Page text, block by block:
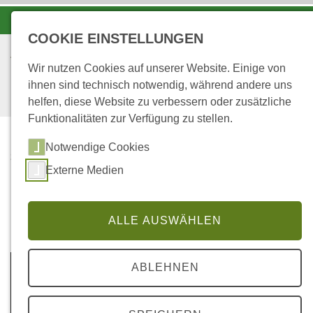
STARTSEITE ...
Du brauchst den Wald!
Das Video wird durch Klick/Touch von YouTube
abgespielt. Das Video wird durch Klick/Touch aktiviert.
Wir weisen darauf hin, dass nach der Aktivierung Daten
COOKIE EINSTELLUNGEN
Wir nutzen Cookies auf unserer Website. Einige von
ihnen sind technisch notwendig, während andere uns
helfen, diese Website zu verbessern oder zusätzliche
Funktionalitäten zur Verfügung zu stellen.
Notwendige Cookies
Externe Medien
ALLE AUSWÄHLEN
ABLEHNEN